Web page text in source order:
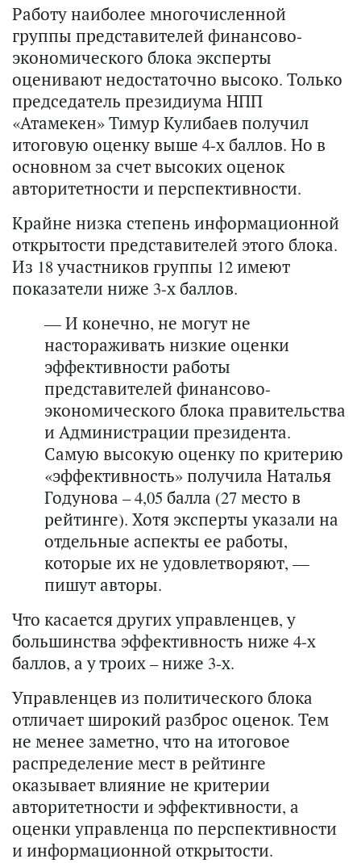
Работу наиболее многочисленной
группы представителей финансово-
экономического блока эксперты
оценивают недостаточно высоко. Только
председатель президиума НПП
«Атамекен» Тимур Кулибаев получил
итоговую оценку выше 4-х баллов. Но в
основном за счет высоких оценок
авторитетности и перспективности.
Крайне низка степень информационной
открытости представителей этого блока.
Из 18 участников группы 12 имеют
показатели ниже 3-х баллов.
— И конечно, не могут не
настораживать низкие оценки
эффективности работы
представителей финансово-
экономического блока правительства
и Администрации президента.
Самую высокую оценку по критерию
«эффективность» получила Наталья
Годунова – 4,05 балла (27 место в
рейтинге). Хотя эксперты указали на
отдельные аспекты ее работы,
которые их не удовлетворяют, —
пишут авторы.
Что касается других управленцев, у
большинства эффективность ниже 4-х
баллов, а у троих – ниже 3-х.
Управленцев из политического блока
отличает широкий разброс оценок. Тем
не менее заметно, что на итоговое
распределение мест в рейтинге
оказывает влияние не критерии
авторитетности и эффективности, а
оценки управленца по перспективности
и информационной открытости.